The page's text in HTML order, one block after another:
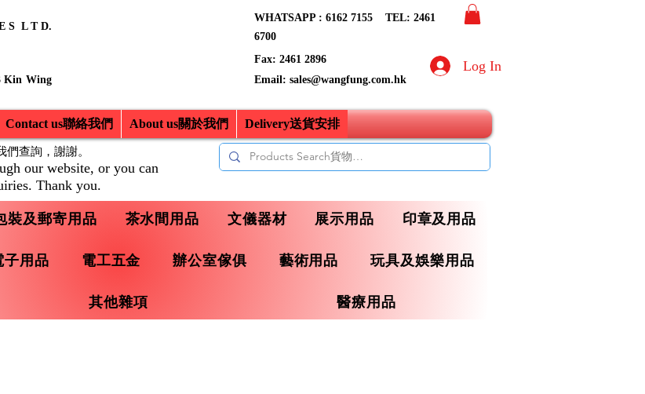
S L T D.
Kin Wing
WHATSAPP : 6162 7155​ TEL: 2461
6700
Fax: 2461 2896
Email: sales@wangfung.com.hk
Log In
Contact us聯絡我們 About us關於我們 Delivery送貨安排
裝及郵寄用品 茶水間用品 文儀器材 展示用品 印章及用品
子用品 電工五金 辦公室傢俱 藝術用品 玩具及娛樂用品
其他雜項 醫療用品
們查詢， 謝謝。
our website, or you can
Thank you.